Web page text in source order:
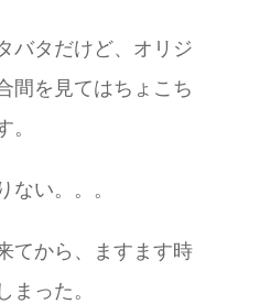
バタだけど、オリジ
間を見てはちょこち
。
ない。。。
てから、ますます時
まった。